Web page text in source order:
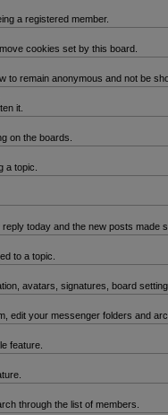
a registered member.
cookies set by this board.
to remain anonymous and not be
it.
on the boards.
a topic.
today and the new posts made
to a topic.
avatars, signatures, board
edit your messenger folders and
feature.
through the list of members.